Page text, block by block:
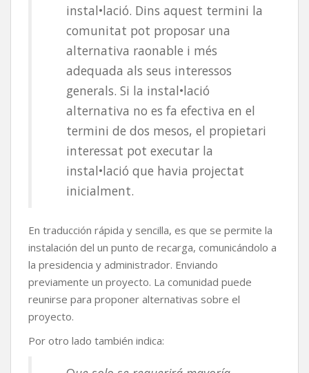
instal•lació. Dins aquest termini la
comunitat pot proposar una
alternativa raonable i més
adequada als seus interessos
generals. Si la instal•lació
alternativa no es fa efectiva en el
termini de dos mesos, el propietari
interessat pot executar la
instal•lació que havia projectat
inicialment.
En traducción rápida y sencilla, es que se permite la
instalación del un punto de recarga, comunicándolo a
la presidencia y administrador. Enviando
previamente un proyecto. La comunidad puede
reunirse para proponer alternativas sobre el
proyecto.
Por otro lado también indica: